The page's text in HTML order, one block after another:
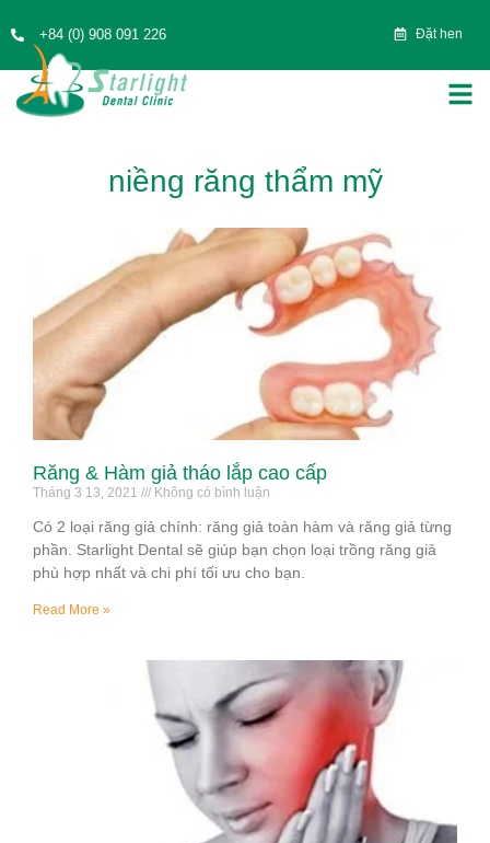
+84 (0) 908 091 226 Đặt hen
niềng răng thẩm mỹ
Răng & Hàm giả tháo lắp cao cấp
Tháng 3 13, 2021 Không có bình luận
Có 2 loại răng giả chính: răng giả toàn hàm và răng giả từng
phần. Starlight Dental sẽ giúp bạn chọn loại trồng răng giả
phù hợp nhất và chi phí tối ưu cho bạn.
Read More »